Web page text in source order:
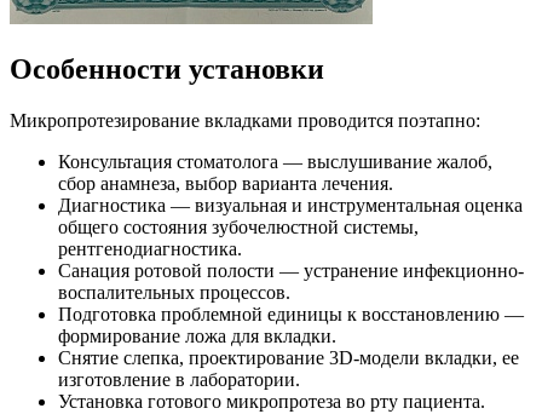
Особенности установки
Микропротезирование вкладками проводится поэтапно:
Консультация стоматолога — выслушивание жалоб,
сбор анамнеза, выбор варианта лечения.
Диагностика — визуальная и инструментальная оценка
общего состояния зубочелюстной системы,
рентгенодиагностика.
Санация ротовой полости — устранение инфекционно-
воспалительных процессов.
Подготовка проблемной единицы к восстановлению —
формирование ложа для вкладки.
Снятие слепка, проектирование 3D-модели вкладки, ее
изготовление в лаборатории.
Установка готового микропротеза во рту пациента.